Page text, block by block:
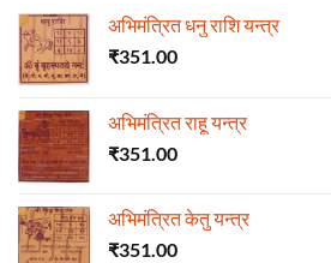
अभिमंत्रित धनु राशि यन्त्र
₹351.00
अभिमंत्रित राहू यन्त्र
₹351.00
अभिमंत्रित केतु यन्त्र
₹351.00